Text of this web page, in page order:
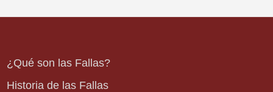
¿Qué son las Fallas?
Historia de las Fallas